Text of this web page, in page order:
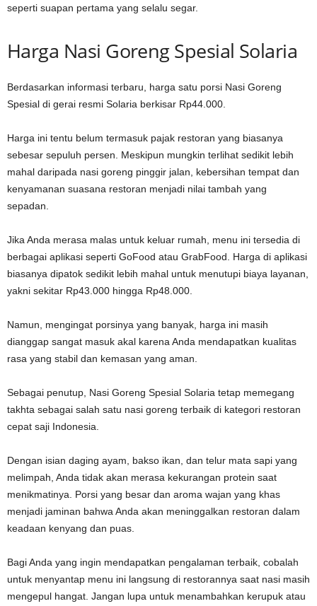
seperti suapan pertama yang selalu segar.
Harga Nasi Goreng Spesial Solaria
Berdasarkan informasi terbaru, harga satu porsi Nasi Goreng
Spesial di gerai resmi Solaria berkisar Rp44.000.
Harga ini tentu belum termasuk pajak restoran yang biasanya
sebesar sepuluh persen. Meskipun mungkin terlihat sedikit lebih
mahal daripada nasi goreng pinggir jalan, kebersihan tempat dan
kenyamanan suasana restoran menjadi nilai tambah yang
sepadan.
Jika Anda merasa malas untuk keluar rumah, menu ini tersedia di
berbagai aplikasi seperti GoFood atau GrabFood. Harga di aplikasi
biasanya dipatok sedikit lebih mahal untuk menutupi biaya layanan,
yakni sekitar Rp43.000 hingga Rp48.000.
Namun, mengingat porsinya yang banyak, harga ini masih
dianggap sangat masuk akal karena Anda mendapatkan kualitas
rasa yang stabil dan kemasan yang aman.
Sebagai penutup, Nasi Goreng Spesial Solaria tetap memegang
takhta sebagai salah satu nasi goreng terbaik di kategori restoran
cepat saji Indonesia.
Dengan isian daging ayam, bakso ikan, dan telur mata sapi yang
melimpah, Anda tidak akan merasa kekurangan protein saat
menikmatinya. Porsi yang besar dan aroma wajan yang khas
menjadi jaminan bahwa Anda akan meninggalkan restoran dalam
keadaan kenyang dan puas.
Bagi Anda yang ingin mendapatkan pengalaman terbaik, cobalah
untuk menyantap menu ini langsung di restorannya saat nasi masih
mengepul hangat. Jangan lupa untuk menambahkan kerupuk atau